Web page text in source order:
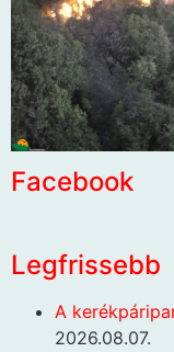
Facebook
Legfrissebb
A
2026.08.07.